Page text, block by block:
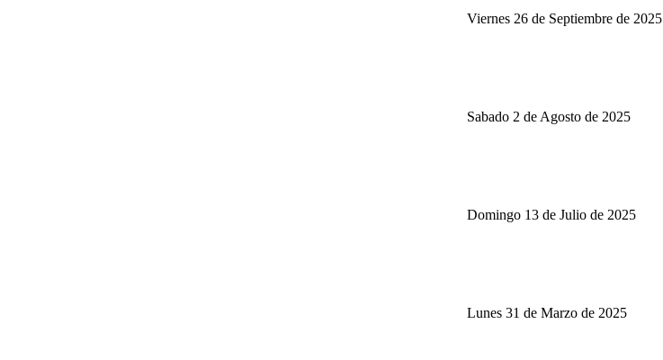
Viernes 26 de Septiembre de 2025
Sabado 2 de Agosto de 2025
Domingo 13 de Julio de 2025
Lunes 31 de Marzo de 2025